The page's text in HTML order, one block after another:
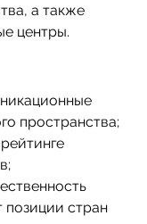
а также
центры.
пространства;
позиции стран